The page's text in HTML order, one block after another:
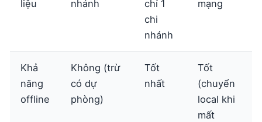
liệu
nhánh
chỉ 1
chi
nhánh
mạng
Khả
năng
offline
Không (trừ
có dự
phòng)
Tốt
nhất
Tốt
(chuyển
local khi
mất